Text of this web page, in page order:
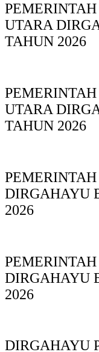
UTARA
TAHUN 2026
UTARA
TAHUN 2026
DIRGAHAYU
2026
DIRGAHAYU
2026
DIRGAHAYU